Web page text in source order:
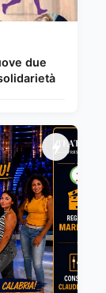
due